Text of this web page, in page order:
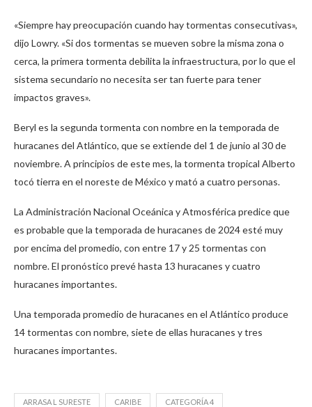
«Siempre hay preocupación cuando hay tormentas consecutivas»,
dijo Lowry. «Si dos tormentas se mueven sobre la misma zona o
cerca, la primera tormenta debilita la infraestructura, por lo que el
sistema secundario no necesita ser tan fuerte para tener
impactos graves».
Beryl es la segunda tormenta con nombre en la temporada de
huracanes del Atlántico, que se extiende del 1 de junio al 30 de
noviembre. A principios de este mes, la tormenta tropical Alberto
tocó tierra en el noreste de México y mató a cuatro personas.
La Administración Nacional Oceánica y Atmosférica predice que
es probable que la temporada de huracanes de 2024 esté muy
por encima del promedio, con entre 17 y 25 tormentas con
nombre. El pronóstico prevé hasta 13 huracanes y cuatro
huracanes importantes.
Una temporada promedio de huracanes en el Atlántico produce
14 tormentas con nombre, siete de ellas huracanes y tres
huracanes importantes.
ARRASA L SURESTE CARIBE CATEGORÍA 4